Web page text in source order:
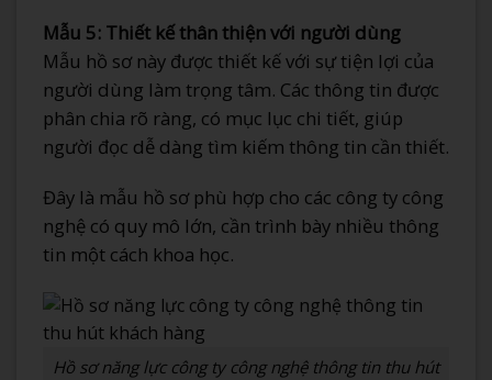
Mẫu 5: Thiết kế thân thiện với người dùng
Mẫu hồ sơ này được thiết kế với sự tiện lợi của
người dùng làm trọng tâm. Các thông tin được
phân chia rõ ràng, có mục lục chi tiết, giúp
người đọc dễ dàng tìm kiếm thông tin cần thiết.
Đây là mẫu hồ sơ phù hợp cho các công ty công
nghệ có quy mô lớn, cần trình bày nhiều thông
tin một cách khoa học.
Hồ sơ năng lực công ty công nghệ thông tin thu hút